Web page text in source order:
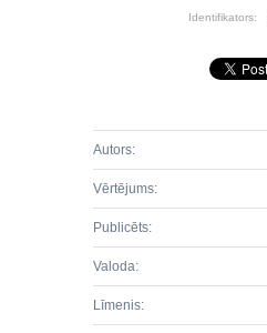
Identifikators:
Autors:
Vērtējums:
Publicēts:
Valoda:
Līmenis: